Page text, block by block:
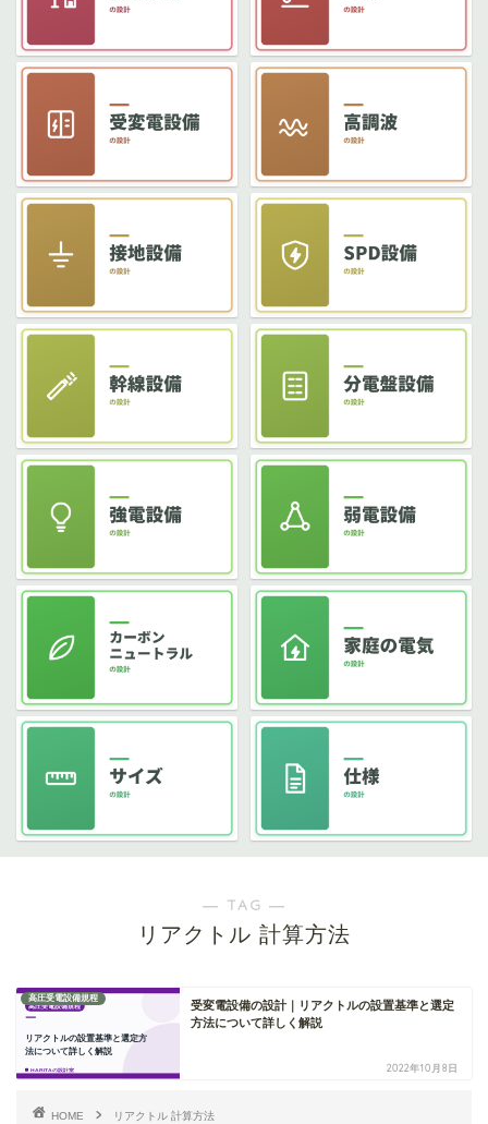
― TAG ―
リアクトル 計算方法
高圧受電設備規程
受変電設備の設計｜リアクトルの設置基準と選定
方法について詳しく解説
2022年10月8日
HOME リアクトル 計算方法